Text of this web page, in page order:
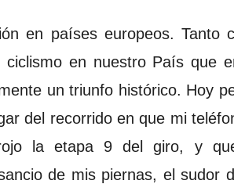
en países europeos. Tanto
en nuestro País que
un triunfo histórico. Hoy
del recorrido en que mi
la etapa 9 del giro, y
de mis piernas, el sudor